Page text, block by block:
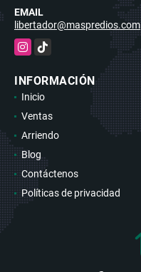
EMAIL
libertador@maspredios.com
Instagram
TikTok
INFORMACIÓN
Inicio
Ventas
Arriendo
Blog
Contáctenos
Políticas de privacidad